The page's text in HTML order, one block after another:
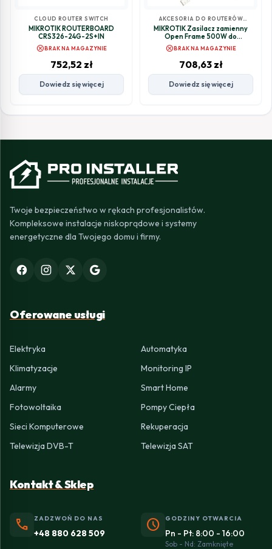
CLOUD ROUTER SWITCH
MIKROTIK ROUTERBOARD
CRS326-24G-2S+IN
cancelBRAK NA MAGAZYNIE
752,52 zł
Dowiedz się więcej
AKCESORIA DO ROUTERÓW
MIKROTIK
MIKROTIK Zasilacz zamienny
Open Frame 500W do
przełącznika CRS328-24P-
4S+RM
cancelBRAK NA MAGAZYNIE
708,63 zł
Dowiedz się więcej
Twoje bezpieczeństwo w rękach profesjonalistów.
Kompleksowe instalacje niskoprądowe i systemy
energetyczne dla Twojego domu i firmy.
Oferowane usługi
Elektryka
Automatyka
Klimatyzacje
Monitoring IP
Alarmy
Smart Home
Fotowoltaika
Pompy Ciepła
Sieci Komputerowe
Rekuperacja
Telewizja DVB-T
Telewizja SAT
Kontakt & Sklep
phone ZADZWOŃ DO NAS
+48 880 628 509 schedule GODZINY OTWARCIA
Pn - Pt: 8:00 - 16:00
Sob - Nd: Zamknięte